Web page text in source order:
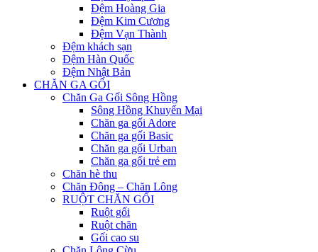
Đệm Hoàng Gia
Đệm Kim Cương
Đệm Vạn Thành
Đệm khách sạn
Đệm Hàn Quốc
Đệm Nhật Bản
CHĂN GA GỐI
Chăn Ga Gối Sông Hồng
Sông Hồng Khuyến Mại
Chăn ga gối Adore
Chăn ga gối Basic
Chăn ga gối Urban
Chăn ga gối trẻ em
Chăn hè thu
Chăn Đông – Chăn Lông
RUỘT CHĂN GỐI
Ruột gối
Ruột chăn
Gối cao su